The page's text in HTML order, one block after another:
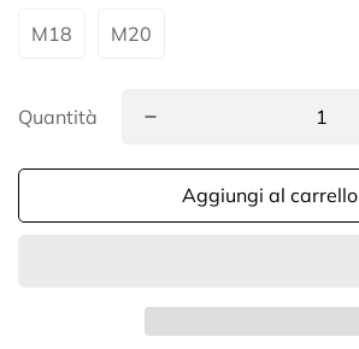
M18 M20
Quantità
Aggiungi al carrello